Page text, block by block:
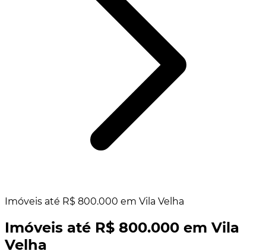
Imóveis até R$ 800.000 em Vila Velha
Imóveis até R$ 800.000 em Vila
Velha